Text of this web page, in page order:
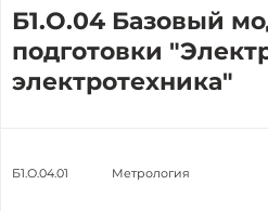
Б1.О.04 Базовый
подготовки
электротехника"
Б1.О.04.01 Метрология